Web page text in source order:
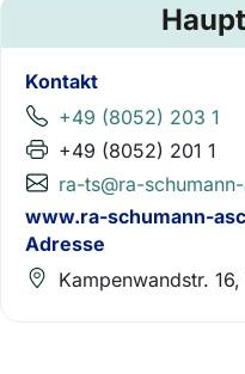
Kontakt
+49 (8052) 203 1
+49 (8052) 201 1
ra-ts@ra-
www.ra-schumann-
Adresse
Kampenwandstr.